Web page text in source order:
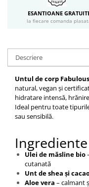
ESANTIOANE
la fiecare comanda
Descriere
Untul de corp
natural, vegan și
hidratare intensă,
Ideal pentru toate
sau sensibilă.
Ulei de măsline bio
cutanată
Unt de shea și
Aloe vera – calmant